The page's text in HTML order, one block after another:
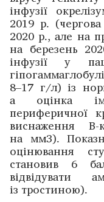
інфузії
2019 р.
2020 р., але на
на березень
інфузії у
8–17 г/л) із
а оцінка
периферичної
виснаження
на мм3).
оцінювання
становив 6
відвідувати
із тростиною).